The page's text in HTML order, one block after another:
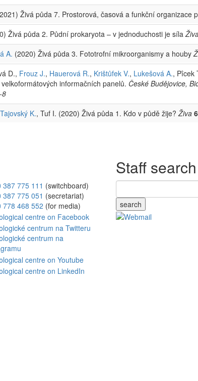
Živá půda 7. Prostorová, časová a funkční organizace
Živá půda 2. Půdní prokaryota – v jednoduchosti je síla
A. (2020) Živá půda 3. Fototrofní mikroorganismy a houby
D., Frouz J., Hauerová R., Krištůfek V., Lukešová A., Pîcek
informačních panelů. České Budějovice,
8
Tajovský K., Tuf I. (2020) Živá půda 1. Kdo v půdě žije? Živa
387 775 111 (switchboard)
387 775 051 (secretariat)
778 468 552 (for media)
Staff search
search